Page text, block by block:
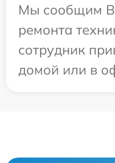
Мы сообщим
ремонта
сотрудник
домой или в